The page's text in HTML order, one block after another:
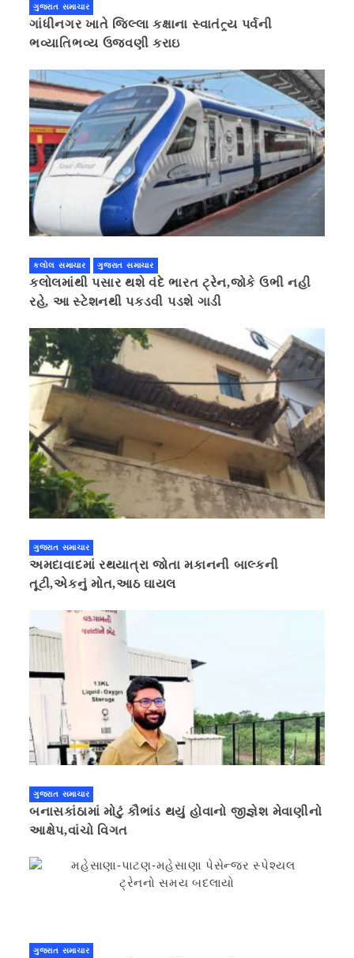
ગુજરાત સમાચાર
ગાંધીનગર ખાતે જિલ્લા કક્ષાના સ્વાતંત્ર્ય પર્વની
ભવ્યાતિભવ્ય ઉજવણી કરાઇ
કલોલ સમાચાર ગુજરાત સમાચાર
કલોલમાંથી પસાર થશે વંદે ભારત ટ્રેન,જોકે ઉભી નહી
રહે, આ સ્ટેશનથી પકડવી પડશે ગાડી
ગુજરાત સમાચાર
અમદાવાદમાં રથયાત્રા જોતા મકાનની બાલ્કની
તૂટી,એકનું મોત,આઠ ઘાયલ
ગુજરાત સમાચાર
બનાસકાંઠામાં મોટું કૌભાંડ થયું હોવાનો જીજ્ઞેશ મેવાણીનો
આક્ષેપ,વાંચો વિગત
ગુજરાત સમાચાર